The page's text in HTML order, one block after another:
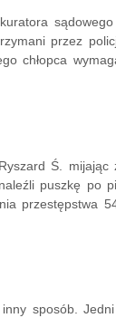
przez
chłopca
Ś. mijając
puszkę po
przestępstwa
inny sposób.